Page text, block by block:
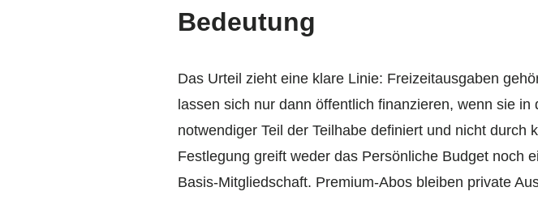
Bedeutung
Das Urteil zieht eine klare Linie: Freizeit­ausgaben
lassen sich nur dann öffentlich finanzieren, wenn sie
notwendiger Teil der Teilhabe definiert und nicht
Festlegung greift weder das Persönliche Budget noch
Basis-Mitgliedschaft. Premium-Abos bleiben private